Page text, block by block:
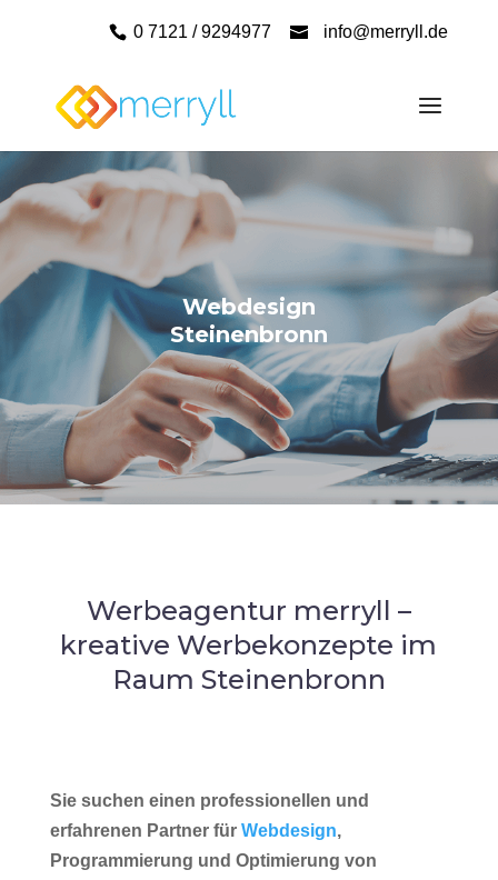
0 7121 / 9294977 info@merryll.de
Webdesign
Steinenbronn
Werbeagentur merryll –
kreative Werbekonzepte im
Raum Steinenbronn
Sie suchen einen professionellen und
erfahrenen Partner für Webdesign,
Programmierung und Optimierung von